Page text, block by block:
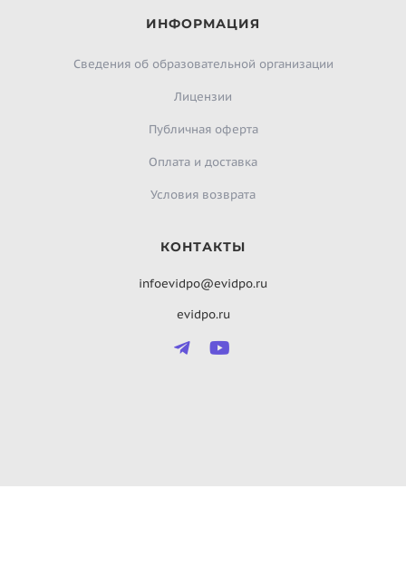
ИНФОРМАЦИЯ
Сведения об образовательной организации
Лицензии
Публичная оферта
Оплата и доставка
Условия возврата
КОНТАКТЫ
infoevidpo@evidpo.ru
evidpo.ru